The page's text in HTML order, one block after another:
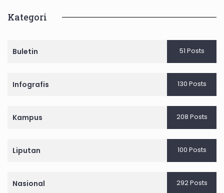
Kategori
Buletin 51 Posts
Infografis 130 Posts
Kampus 208 Posts
Liputan 100 Posts
Nasional 292 Posts